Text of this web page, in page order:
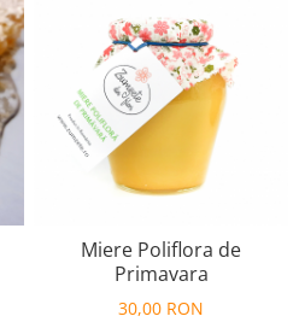
Miere Poliflora de
Primavara
30,00 RON